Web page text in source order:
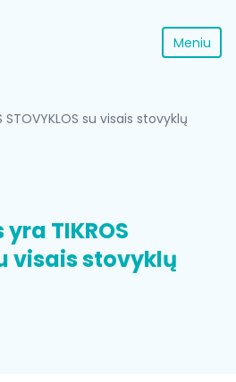
Meniu
STOVYKLOS su visais stovyklų
TIKROS
visais stovyklų